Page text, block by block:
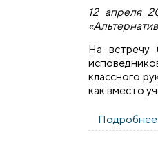
12 апреля
На встречу
классного
как вместо
Подробнее